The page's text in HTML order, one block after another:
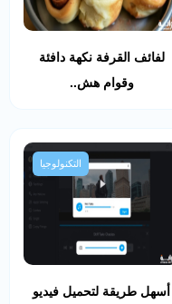
لفائف القرفة نكهة دافئة
وقوام هش..
التكنولوجيا
أسهل طريقة لتحميل فيديو